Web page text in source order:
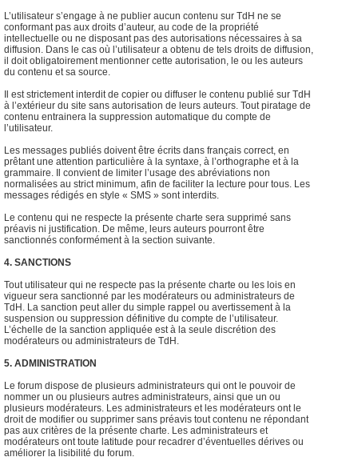
L’utilisateur s’engage à ne publier aucun contenu sur TdH ne se
conformant pas aux droits d’auteur, au code de la propriété
intellectuelle ou ne disposant pas des autorisations nécessaires à sa
diffusion. Dans le cas où l’utilisateur a obtenu de tels droits de diffusion,
il doit obligatoirement mentionner cette autorisation, le ou les auteurs
du contenu et sa source.
Il est strictement interdit de copier ou diffuser le contenu publié sur TdH
à l’extérieur du site sans autorisation de leurs auteurs. Tout piratage de
contenu entrainera la suppression automatique du compte de
l’utilisateur.
Les messages publiés doivent être écrits dans français correct, en
prêtant une attention particulière à la syntaxe, à l’orthographe et à la
grammaire. Il convient de limiter l’usage des abréviations non
normalisées au strict minimum, afin de faciliter la lecture pour tous. Les
messages rédigés en style « SMS » sont interdits.
Le contenu qui ne respecte la présente charte sera supprimé sans
préavis ni justification. De même, leurs auteurs pourront être
sanctionnés conformément à la section suivante.
4. SANCTIONS
Tout utilisateur qui ne respecte pas la présente charte ou les lois en
vigueur sera sanctionné par les modérateurs ou administrateurs de
TdH. La sanction peut aller du simple rappel ou avertissement à la
suspension ou suppression définitive du compte de l’utilisateur.
L’échelle de la sanction appliquée est à la seule discrétion des
modérateurs ou administrateurs de TdH.
5. ADMINISTRATION
Le forum dispose de plusieurs administrateurs qui ont le pouvoir de
nommer un ou plusieurs autres administrateurs, ainsi que un ou
plusieurs modérateurs. Les administrateurs et les modérateurs ont le
droit de modifier ou supprimer sans préavis tout contenu ne répondant
pas aux critères de la présente charte. Les administrateurs et
modérateurs ont toute latitude pour recadrer d’éventuelles dérives ou
améliorer la lisibilité du forum.